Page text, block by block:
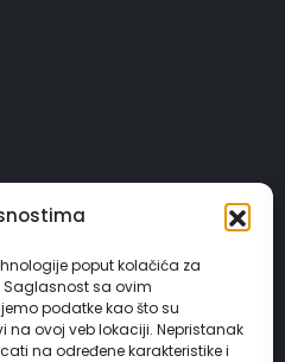
poput kolačića za
sa ovim
podatke kao što su
na ovoj veb lokaciji. Nepristanak
na određene karakteristike i